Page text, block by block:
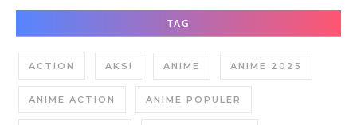
TAG
ACTION AKSI ANIME ANIME 2025
ANIME ACTION ANIME POPULER